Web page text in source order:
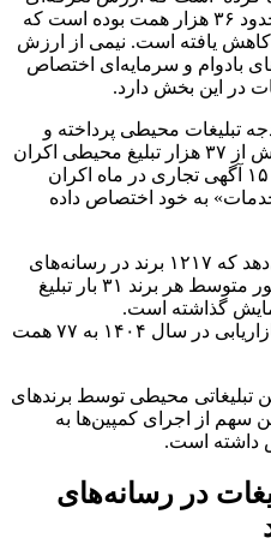
تبلیغات تلویزیونی در سال ۱۴۰۳ حدود ۳۶ هزار همت بوده است که
تخفیفات به ۶ همت کاهش یافته است. نیمی از ارزش
بادوام و سرمایه‌ای اختصاص
در این بخش دارد.
تبلیغات محیطی پرداخته و
اشاره کرده است که از مجموع بیش از ۳۷ هزار تبلیغ محیطی اکران
شده به طور میانگین سه هزار و ۱۵۰ آگهی تجاری در ماه اکران
به خود اختصاص داده
بررسی‌های این گزارش نشان می‌دهد که ۱۲۱۷ برند در رسانه‌های
محیطی به تبلیغ پرداخته‌اند و به طور متوسط هر برند ۳۱ بار تبلیغ
گذاشته است.
در این سال ۲۲۷۴ کمپین تبلیغاتی محیطی توسط برندهای
سهم از اجرای کمپین‌ها به
داشته است.
در رسانه‌های